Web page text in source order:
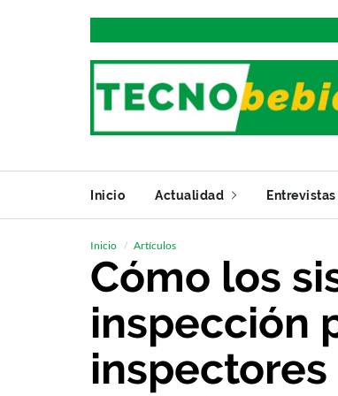
Inicio Actualidad Entrevistas
Inicio Artículos
Cómo los
inspección